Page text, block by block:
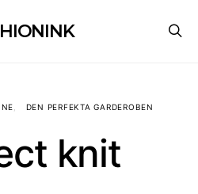
DEN PERFEKTA GARDEROBEN
knit